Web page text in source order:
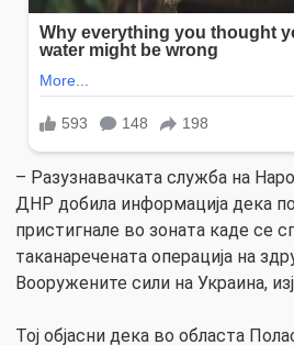
– Разузнавачката служба на
ДНР добила информација дека
пристигнале во зоната каде се
таканаречената операција на
Вооружените сили на Украина,
Тој објасни дека во областа